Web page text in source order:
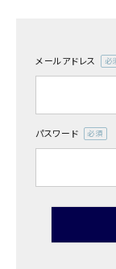
商品カテゴリー
お酒別オススメ
メールアドレス
(必
パスワード
(必